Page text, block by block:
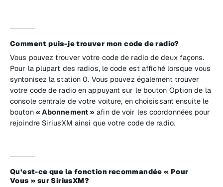
Comment puis-je trouver mon code de radio?
Vous pouvez trouver votre code de radio de deux façons.
Pour la plupart des radios, le code est affiché lorsque vous
syntonisez la station 0. Vous pouvez également trouver
votre code de radio en appuyant sur le bouton Option de la
console centrale de votre voiture, en choisissant ensuite le
bouton « Abonnement » afin de voir les coordonnées pour
rejoindre SiriusXM ainsi que votre code de radio.
Qu’est-ce que la fonction recommandée « Pour
Vous » sur SiriusXM?